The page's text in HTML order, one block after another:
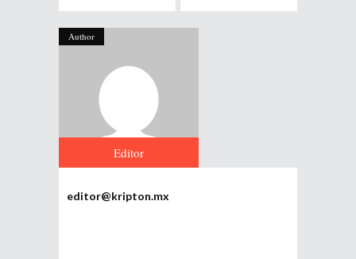
Author
Editor
editor@kripton.mx